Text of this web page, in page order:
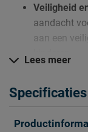
Veiligheid
aandacht
aan een
Je wil dit
Lees meer
Specificaties